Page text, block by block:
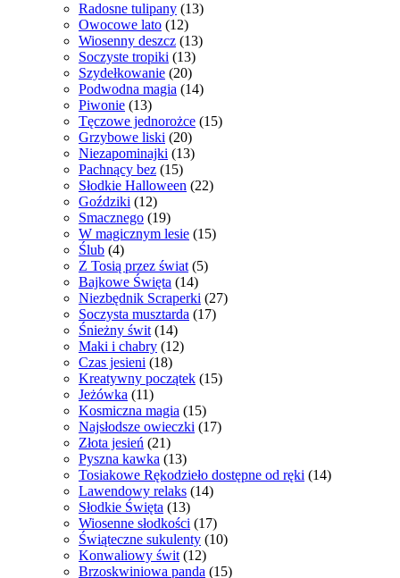
Radosne tulipany (13)
Owocowe lato (12)
Wiosenny deszcz (13)
Soczyste tropiki (13)
Szydełkowanie (20)
Podwodna magia (14)
Piwonie (13)
Tęczowe jednorożce (15)
Grzybowe liski (20)
Niezapominajki (13)
Pachnący bez (15)
Słodkie Halloween (22)
Goździki (12)
Smacznego (19)
W magicznym lesie (15)
Ślub (4)
Z Tosią przez świat (5)
Bajkowe Święta (14)
Niezbędnik Scraperki (27)
Soczysta musztarda (17)
Śnieżny świt (14)
Maki i chabry (12)
Czas jesieni (18)
Kreatywny początek (15)
Jeżówka (11)
Kosmiczna magia (15)
Najsłodsze owieczki (17)
Złota jesień (21)
Pyszna kawka (13)
Tosiakowe Rękodzieło dostępne od ręki (14)
Lawendowy relaks (14)
Słodkie Święta (13)
Wiosenne słodkości (17)
Świąteczne sukulenty (10)
Konwaliowy świt (12)
Brzoskwiniowa panda (15)